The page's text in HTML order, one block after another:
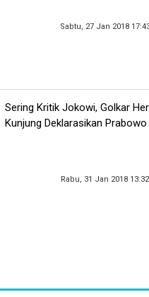
Sabtu, 27 Jan 2018
Sering Kritik Jokowi, Golkar
Kunjung Deklarasikan
Rabu, 31 Jan 2018